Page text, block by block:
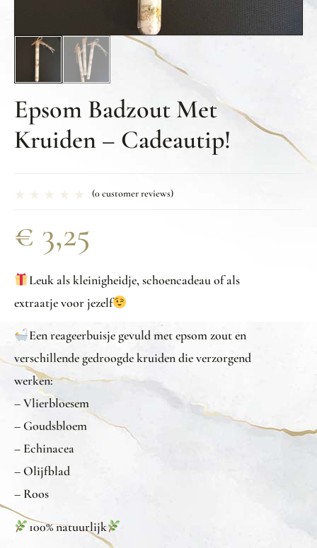
Epsom Badzout Met
Kruiden – Cadeautip!
(0customer reviews)
€ 3,25
Leuk als kleinigheidje, schoencadeau of als
extraatje voor jezelf
Een reageerbuisje gevuld met epsom zout en
verschillende gedroogde kruiden die verzorgend
werken:
– Vlierbloesem
– Goudsbloem
– Echinacea
– Olijfblad
– Roos
100% natuurlijk